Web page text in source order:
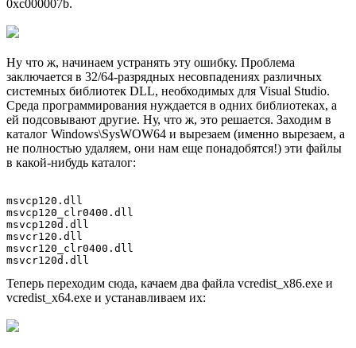
0xc000007b.
Ну что ж, начинаем устранять эту ошибку. Проблема
заключается в 32/64-разрядных несовпадениях различных
системных библиотек DLL, необходимых для Visual Studio.
Среда программирования нуждается в одних библиотеках, а
ей подсовывают другие. Ну, что ж, это решается. Заходим в
каталог Windows\SysWOW64 и вырезаем (именно вырезаем, а
не полностью удаляем, они нам еще понадобятся!) эти файлы
в какой-нибудь каталог:
msvcp120.dll
msvcp120_clr0400.dll
msvcp120d.dll
msvcr120.dll
msvcr120_clr0400.dll
Теперь переходим сюда, качаем два файла vcredist_x86.exe и
vcredist_x64.exe и устанавливаем их: